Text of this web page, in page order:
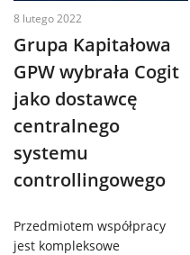
Usługi
Klienci
Kariera
O
firmie
8 lutego 2022
Grupa Kapitałowa
GPW wybrała Cogit
jako dostawcę
centralnego
systemu
controllingowego
Przedmiotem współpracy
jest kompleksowe